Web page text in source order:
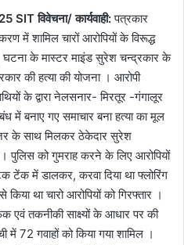
SIT विवेचना/ कार्यवाही:पत्रकार
में शामिल चारों आरोपियों के विरूद्ध
घटना के मास्टर माइंड सुरेश चन्द्रकार के
की हत्या की योजना । आरोपी
के द्वारा नेलसनार- मिरतूर -गंगालूर
में बनाए गए समाचार बना हत्या का मूल
के साथ मिलकर ठेकेदार सुरेश
पुलिस को गुमराह करने के लिए आरोपियों
टेंक में डालकर, करवा दिया था फ्लोरिंग
था चारो आरोपियों को गिरफ्तार ।
एवं तकनीकी साक्ष्यों के आधार पर की
72 गवाहों को किया गया शामिल ।